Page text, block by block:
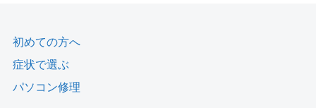
初めての方へ
症状で選ぶ
パソコン修理